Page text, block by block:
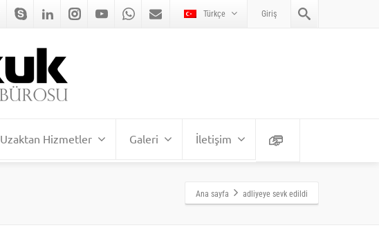
Türkçe Giriş
Uzaktan Hizmetler Galeri İletişim
Ana sayfa adliyeye sevk edildi